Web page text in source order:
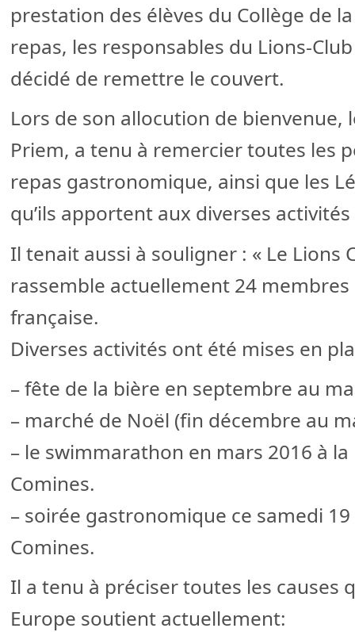
prestation des élèves du Collège de
repas, les responsables du Lions-
décidé de remettre le couvert.
Lors de son allocution de bienvenue,
Priem, a tenu à remercier toutes les
repas gastronomique, ainsi que les
qu’ils apportent aux diverses
Il tenait aussi à souligner : « Le Lions
rassemble actuellement 24
française.
Diverses activités ont été mises en
– fête de la bière en septembre au
– marché de Noël (fin décembre au
– le swimmarathon en mars 2016 à
Comines.
– soirée gastronomique ce samedi
Comines.
Il a tenu à préciser toutes les causes
Europe soutient actuellement: